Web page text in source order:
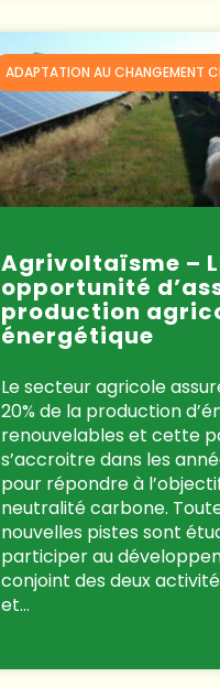
ADAPTATION AU CHANGEMENT
Agrivoltaïsme –
opportunité
production
énergétique
Le secteur agricole
20% de la production
renouvelables et cette
s’accroitre dans les
pour répondre à
neutralité carbone.
nouvelles pistes sont
participer au
conjoint des deux
et…